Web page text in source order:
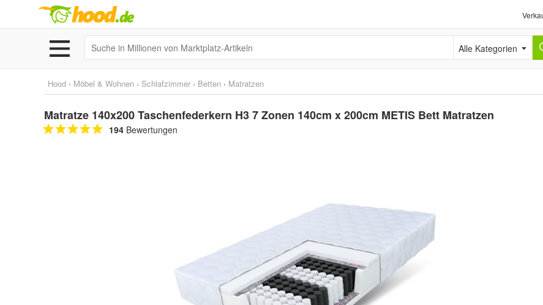
Alle Kategorien
Hood › Möbel & Wohnen › Schlafzimmer › Betten › Matratzen
Matratze 140x200 Taschenfederkern H3 7 Zonen 140cm x 200cm METIS Bett Matratzen
194 Bewertungen